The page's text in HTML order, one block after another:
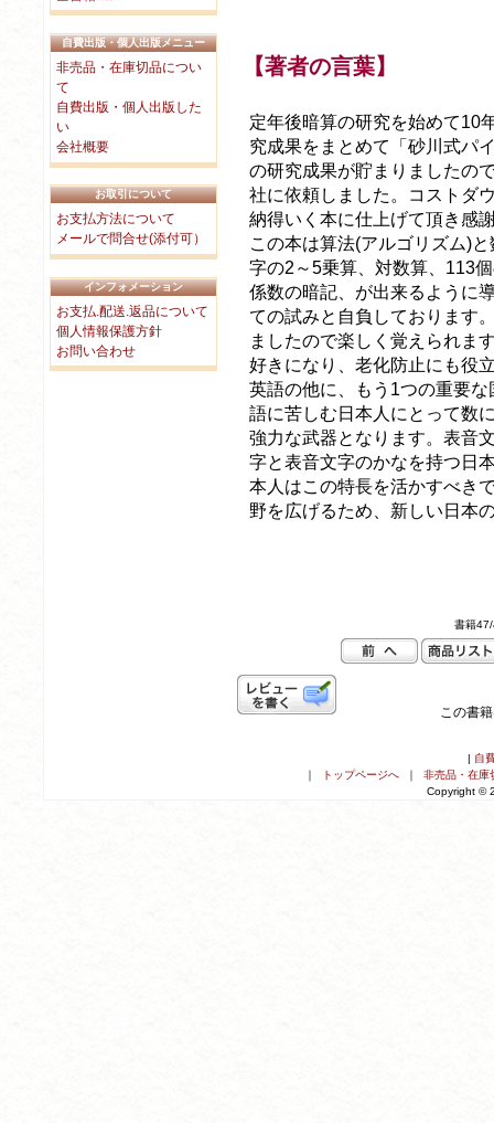
自費出版・個人出版メニュー
非売品・在庫切品につい
て
自費出版・個人出版した
い
会社概要
お取引について
お支払方法について
メールで問合せ(添付可）
インフォメーション
お支払.配送.返品について
個人情報保護方針
お問い合わせ
【著者の言葉】
定年後暗算の研究を始めて10
究成果をまとめて「砂川式パ
の研究成果が貯まりましたの
社に依頼しました。コストダ
納得いく本に仕上げて頂き感
この本は算法(アルゴリズム)
字の2～5乗算、対数算、113
係数の暗記、が出来るように
ての試みと自負しております
ましたので楽しく覚えられま
好きになり、老化防止にも役
英語の他に、もう1つの重要
語に苦しむ日本人にとって数
強力な武器となります。表音
字と表音文字のかなを持つ日
本人はこの特長を活かすべき
野を広げるため、新しい日本
書籍
この書
自
トップページへ｜ 非売品・在庫
Copyright ©